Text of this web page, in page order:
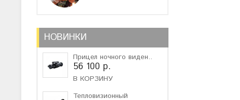
НОВИНКИ
Прицел ночного виден..
56 100 р.
В КОРЗИНУ
Тепловизионный